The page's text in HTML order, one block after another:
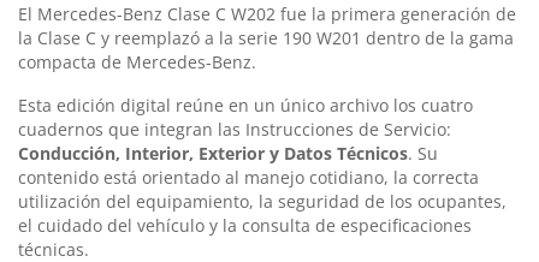
El Mercedes-Benz Clase C W202 fue la primera generación de
la Clase C y reemplazó a la serie 190 W201 dentro de la gama
compacta de Mercedes-Benz.
Esta edición digital reúne en un único archivo los cuatro
cuadernos que integran las Instrucciones de Servicio:
Conducción, Interior, Exterior y Datos Técnicos. Su
contenido está orientado al manejo cotidiano, la correcta
utilización del equipamiento, la seguridad de los ocupantes,
el cuidado del vehículo y la consulta de especificaciones
técnicas.